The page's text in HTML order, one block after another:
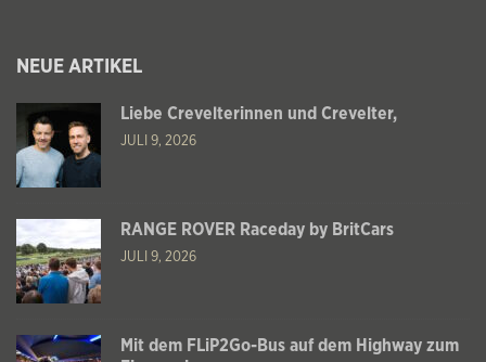
NEUE ARTIKEL
Liebe Crevelterinnen und Crevelter,
JULI 9, 2026
RANGE ROVER Raceday by BritCars
JULI 9, 2026
Mit dem FLiP2Go-Bus auf dem Highway zum